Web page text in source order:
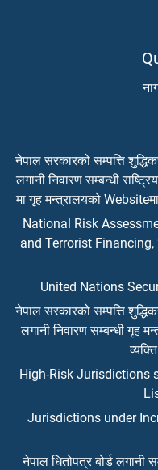
नेपाल सरकारको सम्पत्ति
लगानी निवारण सम्बन्धी
मा गृह मन्त्रालयको
National Risk
and Terrorist
United Nations
नेपाल सरकारको सम्पत्ति
लगानी निवारण सम्बन्धी गृह
High-Risk Jurisdictions
Jurisdictions under
नेपाल धितोपत्र बोर्ड लगानी